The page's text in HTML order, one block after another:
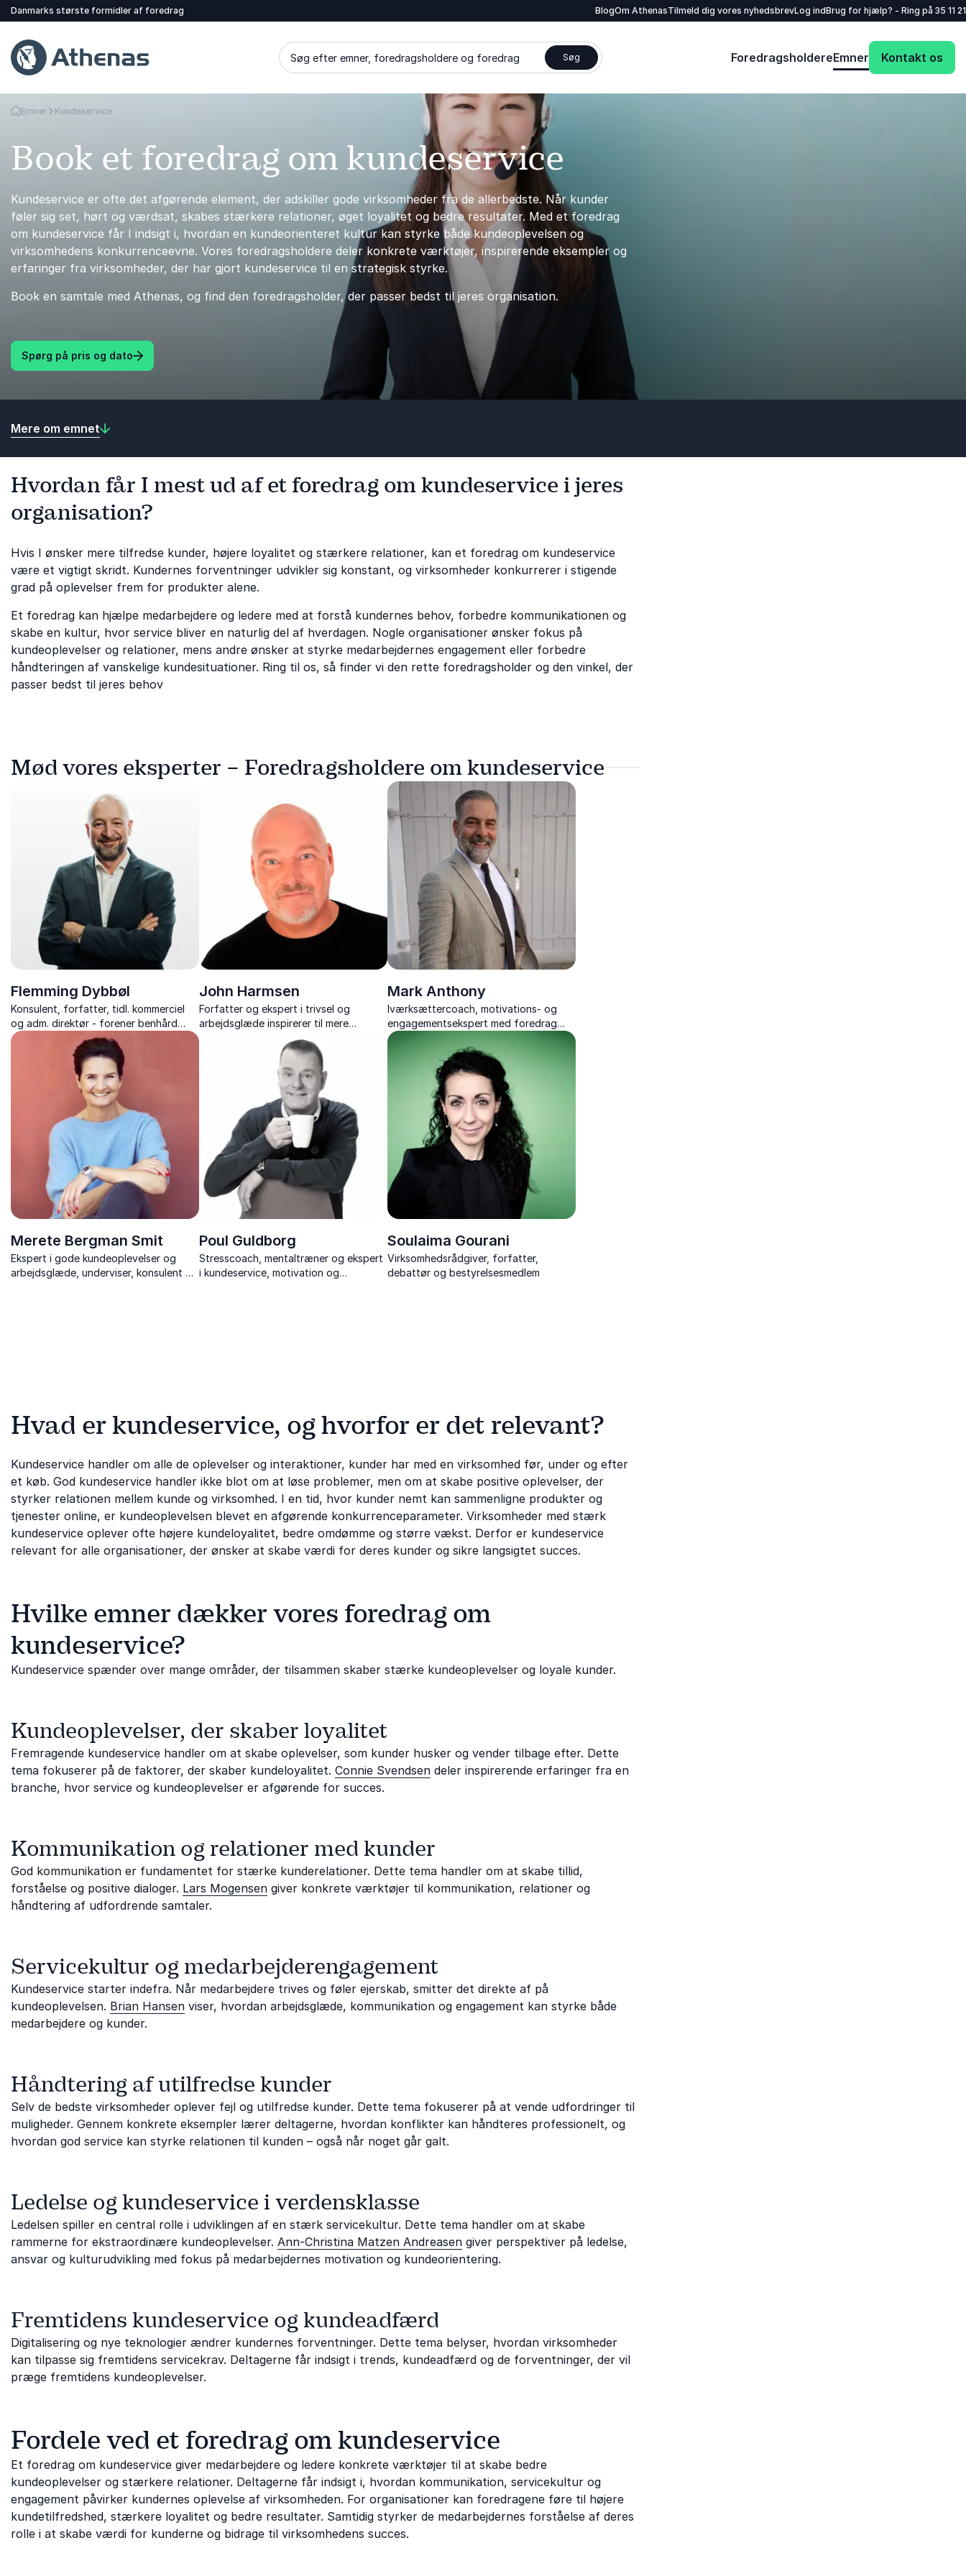
Danmarks største formidler af foredrag BlogOm AthenasTilmeld dig vores nyhedsbrevLog indBrug for hjælp? - Ring på 35 11
Søg efter emner, foredragsholdere og foredrag Søg ForedragsholdereEmner Kontakt os
Tilbage til forsiden
Emner Kundeservice
Book et foredrag om kundeservice
Kundeservice er ofte det afgørende element, der adskiller gode virksomheder fra de allerbedste. Når kunder
føler sig set, hørt og værdsat, skabes stærkere relationer, øget loyalitet og bedre resultater. Med et foredrag
om kundeservice får I indsigt i, hvordan en kundeorienteret kultur kan styrke både kundeoplevelsen og
virksomhedens konkurrenceevne. Vores foredragsholdere deler konkrete værktøjer, inspirerende eksempler og
erfaringer fra virksomheder, der har gjort kundeservice til en strategisk styrke.
Book en samtale med Athenas, og find den foredragsholder, der passer bedst til jeres organisation.
Spørg på pris og dato
Mere om emnet
Hvordan får I mest ud af et foredrag om kundeservice i jeres
organisation?
Hvis I ønsker mere tilfredse kunder, højere loyalitet og stærkere relationer, kan et foredrag om kundeservice
være et vigtigt skridt. Kundernes forventninger udvikler sig konstant, og virksomheder konkurrerer i stigende
grad på oplevelser frem for produkter alene.
Et foredrag kan hjælpe medarbejdere og ledere med at forstå kundernes behov, forbedre kommunikationen og
skabe en kultur, hvor service bliver en naturlig del af hverdagen. Nogle organisationer ønsker fokus på
kundeoplevelser og relationer, mens andre ønsker at styrke medarbejdernes engagement eller forbedre
håndteringen af vanskelige kundesituationer. Ring til os, så finder vi den rette foredragsholder og den vinkel, der
passer bedst til jeres behov
Mød vores eksperter – Foredragsholdere om kundeservice
Flemming Dybbøl
Konsulent, forfatter, tidl. kommerciel
og adm. direktør - forener benhård
erhvervsstrategi med rockens
kreativitet i foredrag om ledelse,
innovation og samspil.
John Harmsen
Forfatter og ekspert i trivsel og
arbejdsglæde inspirerer til mere
arbejdsglæde og trivsel med humor,
indsigt og konkrete værktøjer, der gør
en forskel i hverdagen.
Mark Anthony
Iværksættercoach, motivations- og
engagementsekspert med foredrag
fyldt med indsigt, værktøjer og
inspiration til varig forandring.
Merete Bergman Smit
Ekspert i gode kundeoplevelser og
arbejdsglæde, underviser, konsulent og
Poul Guldborg
Stresscoach, mentaltræner og ekspert
i kundeservice, motivation og
Soulaima Gourani
Virksomhedsrådgiver, forfatter,
debattør og bestyrelsesmedlem
Hvad er kundeservice, og hvorfor er det relevant?
Kundeservice handler om alle de oplevelser og interaktioner, kunder har med en virksomhed før, under og efter
et køb. God kundeservice handler ikke blot om at løse problemer, men om at skabe positive oplevelser, der
styrker relationen mellem kunde og virksomhed. I en tid, hvor kunder nemt kan sammenligne produkter og
tjenester online, er kundeoplevelsen blevet en afgørende konkurrenceparameter. Virksomheder med stærk
kundeservice oplever ofte højere kundeloyalitet, bedre omdømme og større vækst. Derfor er kundeservice
relevant for alle organisationer, der ønsker at skabe værdi for deres kunder og sikre langsigtet succes.
Hvilke emner dækker vores foredrag om
kundeservice?
Kundeservice spænder over mange områder, der tilsammen skaber stærke kundeoplevelser og loyale kunder.
Kundeoplevelser, der skaber loyalitet
Fremragende kundeservice handler om at skabe oplevelser, som kunder husker og vender tilbage efter. Dette
tema fokuserer på de faktorer, der skaber kundeloyalitet. Connie Svendsen deler inspirerende erfaringer fra en
branche, hvor service og kundeoplevelser er afgørende for succes.
Kommunikation og relationer med kunder
God kommunikation er fundamentet for stærke kunderelationer. Dette tema handler om at skabe tillid,
forståelse og positive dialoger. Lars Mogensen giver konkrete værktøjer til kommunikation, relationer og
håndtering af udfordrende samtaler.
Servicekultur og medarbejderengagement
Kundeservice starter indefra. Når medarbejdere trives og føler ejerskab, smitter det direkte af på
kundeoplevelsen. Brian Hansen viser, hvordan arbejdsglæde, kommunikation og engagement kan styrke både
medarbejdere og kunder.
Håndtering af utilfredse kunder
Selv de bedste virksomheder oplever fejl og utilfredse kunder. Dette tema fokuserer på at vende udfordringer til
muligheder. Gennem konkrete eksempler lærer deltagerne, hvordan konflikter kan håndteres professionelt, og
hvordan god service kan styrke relationen til kunden – også når noget går galt.
Ledelse og kundeservice i verdensklasse
Ledelsen spiller en central rolle i udviklingen af en stærk servicekultur. Dette tema handler om at skabe
rammerne for ekstraordinære kundeoplevelser. Ann-Christina Matzen Andreasen giver perspektiver på ledelse,
ansvar og kulturudvikling med fokus på medarbejdernes motivation og kundeorientering.
Fremtidens kundeservice og kundeadfærd
Digitalisering og nye teknologier ændrer kundernes forventninger. Dette tema belyser, hvordan virksomheder
kan tilpasse sig fremtidens servicekrav. Deltagerne får indsigt i trends, kundeadfærd og de forventninger, der vil
præge fremtidens kundeoplevelser.
Fordele ved et foredrag om kundeservice
Et foredrag om kundeservice giver medarbejdere og ledere konkrete værktøjer til at skabe bedre
kundeoplevelser og stærkere relationer. Deltagerne får indsigt i, hvordan kommunikation, servicekultur og
engagement påvirker kundernes oplevelse af virksomheden. For organisationer kan foredragene føre til højere
kundetilfredshed, stærkere loyalitet og bedre resultater. Samtidig styrker de medarbejdernes forståelse af deres
rolle i at skabe værdi for kunderne og bidrage til virksomhedens succes.